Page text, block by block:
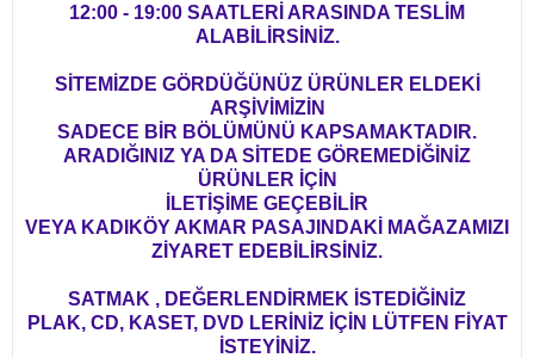
12:00 - 19:00 SAATLERİ ARASINDA TESLİM
ALABİLİRSİNİZ.
SİTEMİZDE GÖRDÜĞÜNÜZ ÜRÜNLER ELDEKİ
ARŞİVİMİZİN
SADECE BİR BÖLÜMÜNÜ KAPSAMAKTADIR.
ARADIĞINIZ YA DA SİTEDE GÖREMEDİĞİNİZ
ÜRÜNLER İÇİN
İLETİŞİME GEÇEBİLİR
VEYA KADIKÖY AKMAR PASAJINDAKİ MAĞAZAMIZI
ZİYARET EDEBİLİRSİNİZ.
SATMAK , DEĞERLENDİRMEK İSTEDİĞİNİZ
PLAK, CD, KASET, DVD LERİNİZ İÇİN LÜTFEN FİYAT
İSTEYİNİZ.